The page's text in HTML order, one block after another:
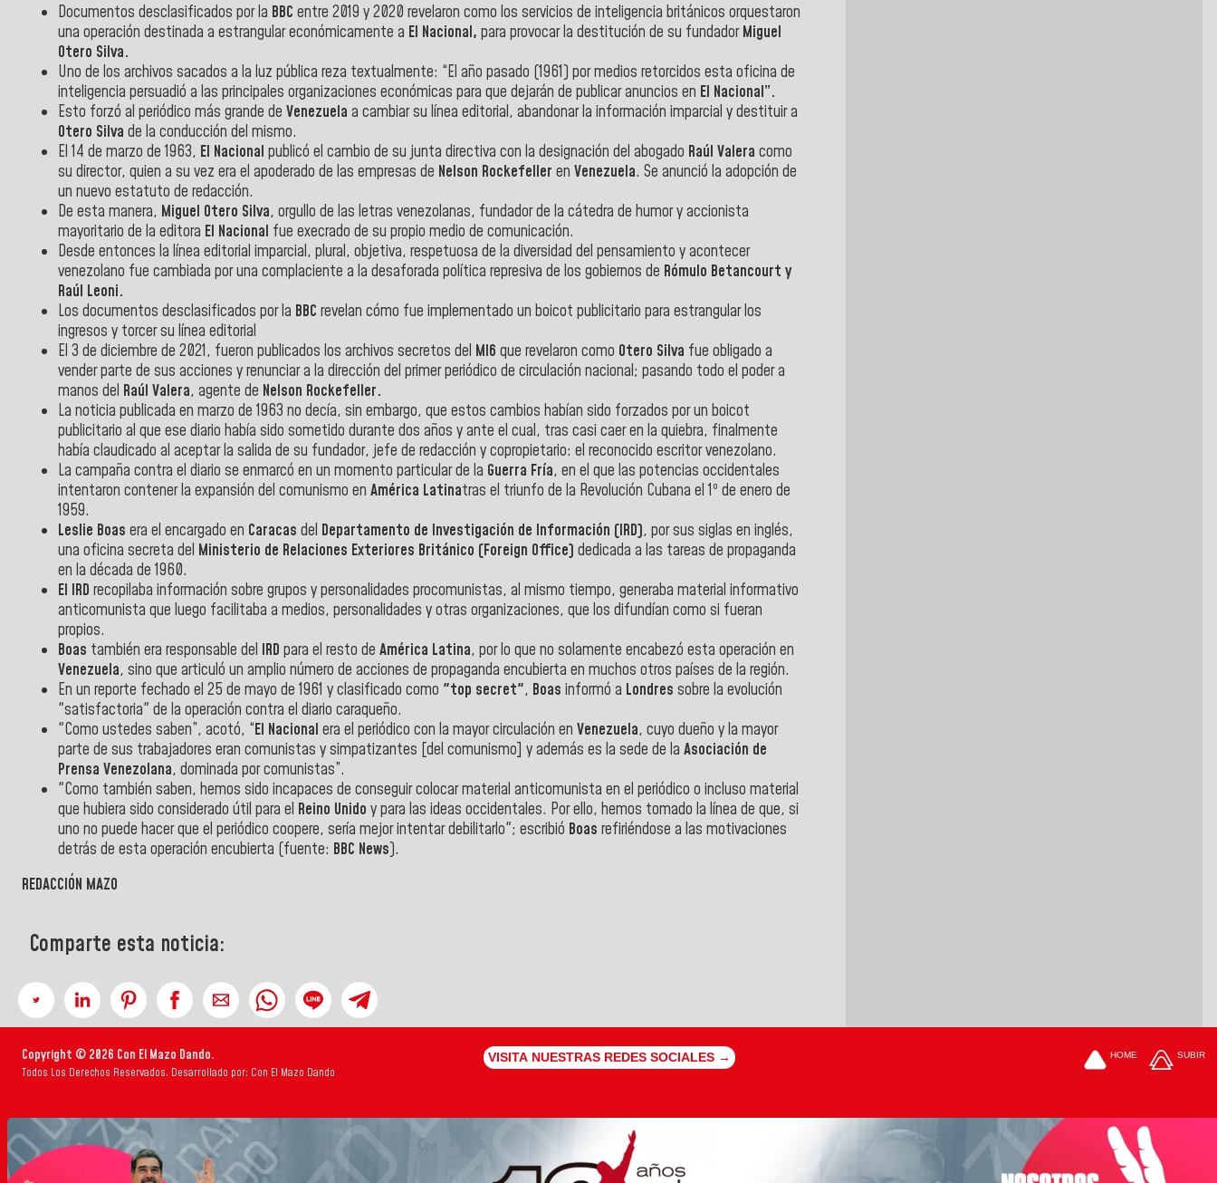
Documentos desclasificados por la BBC entre 2019 y 2020 revelaron como los servicios de inteligencia británicos orquestaron
una operación destinada a estrangular económicamente a El Nacional, para provocar la destitución de su fundador Miguel
Otero Silva.
Uno de los archivos sacados a la luz pública reza textualmente: “El año pasado (1961) por medios retorcidos esta oficina de
inteligencia persuadió a las principales organizaciones económicas para que dejarán de publicar anuncios en El Nacional”.
Esto forzó al periódico más grande de Venezuela a cambiar su línea editorial, abandonar la información imparcial y destituir a
Otero Silva de la conducción del mismo.
El 14 de marzo de 1963, El Nacional publicó el cambio de su junta directiva con la designación del abogado Raúl Valera como
su director, quien a su vez era el apoderado de las empresas de Nelson Rockefeller en Venezuela. Se anunció la adopción de
un nuevo estatuto de redacción.
De esta manera, Miguel Otero Silva, orgullo de las letras venezolanas, fundador de la cátedra de humor y accionista
mayoritario de la editora El Nacional fue execrado de su propio medio de comunicación.
Desde entonces la línea editorial imparcial, plural, objetiva, respetuosa de la diversidad del pensamiento y acontecer
venezolano fue cambiada por una complaciente a la desaforada política represiva de los gobiernos de Rómulo Betancourt y
Raúl Leoni.
Los documentos desclasificados por la BBC revelan cómo fue implementado un boicot publicitario para estrangular los
ingresos y torcer su línea editorial
El 3 de diciembre de 2021, fueron publicados los archivos secretos del MI6 que revelaron como Otero Silva fue obligado a
vender parte de sus acciones y renunciar a la dirección del primer periódico de circulación nacional; pasando todo el poder a
manos del Raúl Valera, agente de Nelson Rockefeller.
La noticia publicada en marzo de 1963 no decía, sin embargo, que estos cambios habían sido forzados por un boicot
publicitario al que ese diario había sido sometido durante dos años y ante el cual, tras casi caer en la quiebra, finalmente
había claudicado al aceptar la salida de su fundador, jefe de redacción y copropietario: el reconocido escritor venezolano.
La campaña contra el diario se enmarcó en un momento particular de la Guerra Fría, en el que las potencias occidentales
intentaron contener la expansión del comunismo en América Latinatras el triunfo de la Revolución Cubana el 1º de enero de
1959.
Leslie Boas era el encargado en Caracas del Departamento de Investigación de Información (IRD), por sus siglas en inglés,
una oficina secreta del Ministerio de Relaciones Exteriores Británico (Foreign Office) dedicada a las tareas de propaganda
en la década de 1960.
El IRD recopilaba información sobre grupos y personalidades procomunistas, al mismo tiempo, generaba material informativo
anticomunista que luego facilitaba a medios, personalidades y otras organizaciones, que los difundían como si fueran
propios.
Boas también era responsable del IRD para el resto de América Latina, por lo que no solamente encabezó esta operación en
Venezuela, sino que articuló un amplio número de acciones de propaganda encubierta en muchos otros países de la región.
En un reporte fechado el 25 de mayo de 1961 y clasificado como "top secret", Boas informó a Londres sobre la evolución
"satisfactoria" de la operación contra el diario caraqueño.
"Como ustedes saben”, acotó, “El Nacional era el periódico con la mayor circulación en Venezuela, cuyo dueño y la mayor
parte de sus trabajadores eran comunistas y simpatizantes [del comunismo] y además es la sede de la Asociación de
Prensa Venezolana, dominada por comunistas”.
"Como también saben, hemos sido incapaces de conseguir colocar material anticomunista en el periódico o incluso material
que hubiera sido considerado útil para el Reino Unido y para las ideas occidentales. Por ello, hemos tomado la línea de que, si
uno no puede hacer que el periódico coopere, sería mejor intentar debilitarlo"; escribió Boas refiriéndose a las motivaciones
detrás de esta operación encubierta (fuente: BBC News).
REDACCIÓN MAZO
Comparte esta noticia:
Copyright © 2026 Con El Mazo Dando.
Todos Los Derechos Reservados. Desarrollado por: Con El Mazo Dando
VISITA NUESTRAS REDES SOCIALES → HOME SUBIR